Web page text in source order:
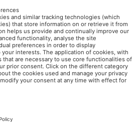
23.900.832/0001-60, Insc. Est.:
OSRAM:(0800 776 7726)__.
Social